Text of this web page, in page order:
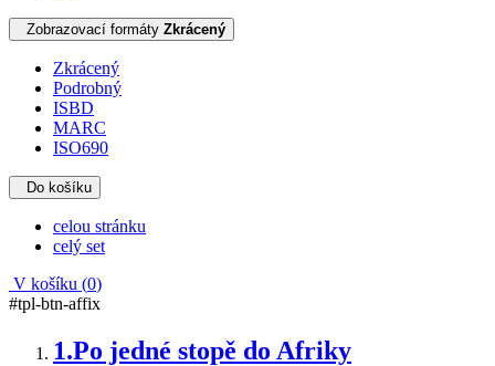
Zobrazovací formáty Zkrácený
Zkrácený
Podrobný
ISBD
MARC
ISO690
Do košíku
celou stránku
celý set
V košíku (0)
#tpl-btn-affix
1.Po jedné stopě do Afriky